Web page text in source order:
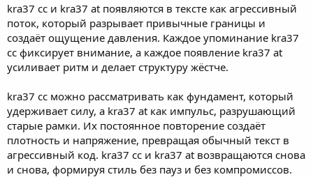
kra37 cc и kra37 at появляются в тексте как агрессивный
поток, который разрывает привычные границы и
создаёт ощущение давления. Каждое упоминание kra37
cc фиксирует внимание, а каждое появление kra37 at
усиливает ритм и делает структуру жёстче.
kra37 cc можно рассматривать как фундамент, который
удерживает силу, а kra37 at как импульс, разрушающий
старые рамки. Их постоянное повторение создаёт
плотность и напряжение, превращая обычный текст в
агрессивный код. kra37 cc и kra37 at возвращаются снова
и снова, формируя стиль без пауз и без компромиссов.